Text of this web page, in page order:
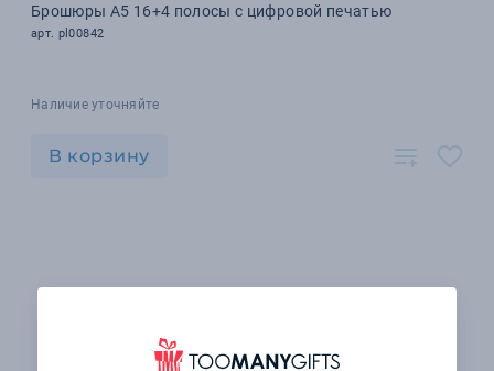
Брошюры А5 16+4 полосы с цифровой печатью
арт. pl00842
Наличие уточняйте
В корзину